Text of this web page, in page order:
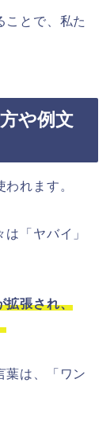
ことで、私た
や例文
れます。
「ヤバイ」
拡張され、
葉は、「ワン